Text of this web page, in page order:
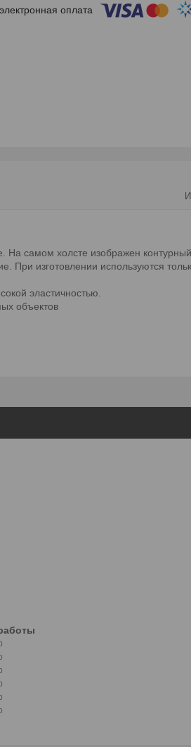
. На самом холсте изображен
При изготовлении используются
эластичностью.
объектов